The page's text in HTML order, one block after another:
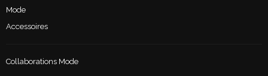
Mode
Accessoires
Collaborations Mode